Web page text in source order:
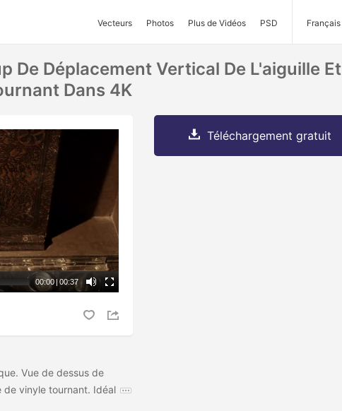
Vecteurs Photos Plus de Vidéos PSD Français
De Déplacement Vertical De L'aiguille Et
Dans 4K
00:00 | 00:37
Vue de dessus de
vinyle tournant. Idéal
Téléchargement gratuit